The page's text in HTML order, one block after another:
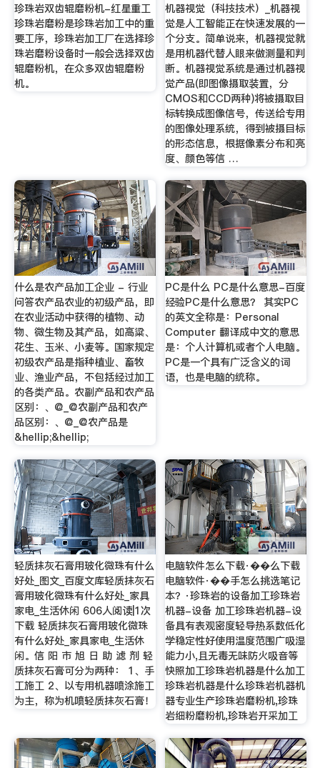
珍珠岩双齿辊磨粉机-红星重工
珍珠岩磨粉是珍珠岩加工中的重
要工序，珍珠岩加工厂在选择珍
珠岩磨粉设备时一般会选择双齿
辊磨粉机，在众多双齿辊磨粉
机。
机器视觉（科技技术）_机器视
觉是人工智能正在快速发展的一
个分支。简单说来，机器视觉就
是用机器代替人眼来做测量和判
断。机器视觉系统是通过机器视
觉产品(即图像摄取装置，分
CMOS和CCD两种)将被摄取目
标转换成图像信号，传送给专用
的图像处理系统，得到被摄目标
的形态信息，根据像素分布和亮
度、颜色等信 …
什么是农产品加工企业 - 行业
问答农产品农业的初级产品，即
在农业活动中获得的植物、动
物、微生物及其产品，如高粱、
花生、玉米、小麦等。国家规定
初级农产品是指种植业、畜牧
业、渔业产品，不包括经过加工
的各类产品。农副产品和农产品
区别：、@_@农副产品和农产
品区别：、@_@农产品是
&hellip;&hellip;
PC是什么 PC是什么意思-百度
经验PC是什么意思？ 其实PC
的英文全称是：Personal
Computer 翻译成中文的意思
是：个人计算机或者个人电脑。
PC是一个具有广泛含义的词
语，也是电脑的统称。
轻质抹灰石膏用玻化微珠有什么
好处_图文_百度文库轻质抹灰石
膏用玻化微珠有什么好处_家具
家电_生活休闲 606人阅读|1次
下载 轻质抹灰石膏用玻化微珠
有什么好处_家具家电_生活休
闲。信 阳 市 旭 日 助 滤 剂 轻
质抹灰石膏可分为两种： 1、手
工施工 2、以专用机器喷涂施工
为主，称为机喷轻质抹灰石膏！
电脑软件怎么下载·��么下载
电脑软件·��手怎么挑选笔记
本？·珍珠岩的设备加工珍珠岩
机器-设备 加工珍珠岩机器-设
备具有表观密度轻导热系数低化
学稳定性好使用温度范围广吸湿
能力小,且无毒无味防火吸音等
快照加工珍珠岩机器是什么加工
珍珠岩机器是什么珍珠岩机器机
器专业生产珍珠岩磨粉机,珍珠
岩细粉磨粉机,珍珠岩开采加工